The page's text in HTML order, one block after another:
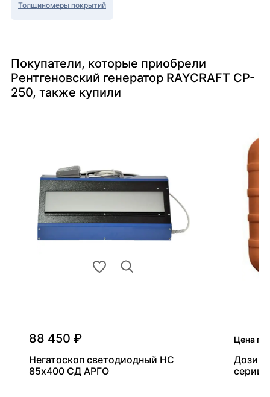
Толщиномеры покрытий
Покупатели, которые приобрели
Рентгеновский генератор RAYCRAFT CP-
250, также купили
88 450 ₽
Негатоскоп светодиодный НС
85х400 СД АРГО
Цена по
серии